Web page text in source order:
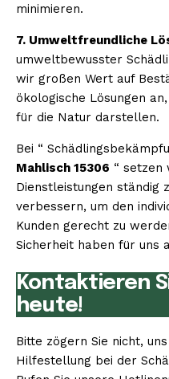
minimieren.
7. Umweltfreundliche
umweltbewusster
wir großen Wert auf
ökologische Lösungen
für die Natur darstellen.
Bei “
Mahlisch 15306 “ setzen
Dienstleistungen ständig
verbessern, um den
Kunden gerecht zu
Sicherheit haben für uns
Kontaktieren
heute!
Bitte zögern Sie nicht,
Hilfestellung bei der